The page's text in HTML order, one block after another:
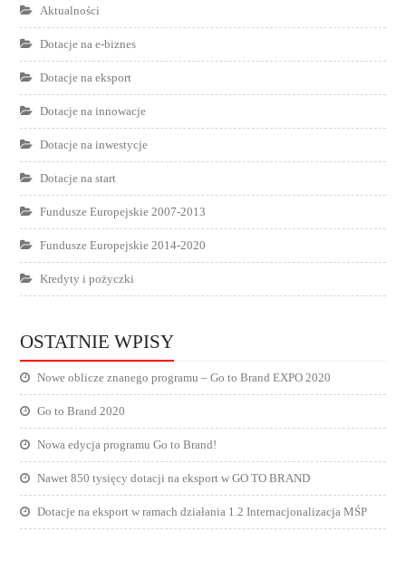
Aktualności
Dotacje na e-biznes
Dotacje na eksport
Dotacje na innowacje
Dotacje na inwestycje
Dotacje na start
Fundusze Europejskie 2007-2013
Fundusze Europejskie 2014-2020
Kredyty i pożyczki
OSTATNIE WPISY
Nowe oblicze znanego programu – Go to Brand EXPO 2020
Go to Brand 2020
Nowa edycja programu Go to Brand!
Nawet 850 tysięcy dotacji na eksport w GO TO BRAND
Dotacje na eksport w ramach działania 1.2 Internacjonalizacja MŚP